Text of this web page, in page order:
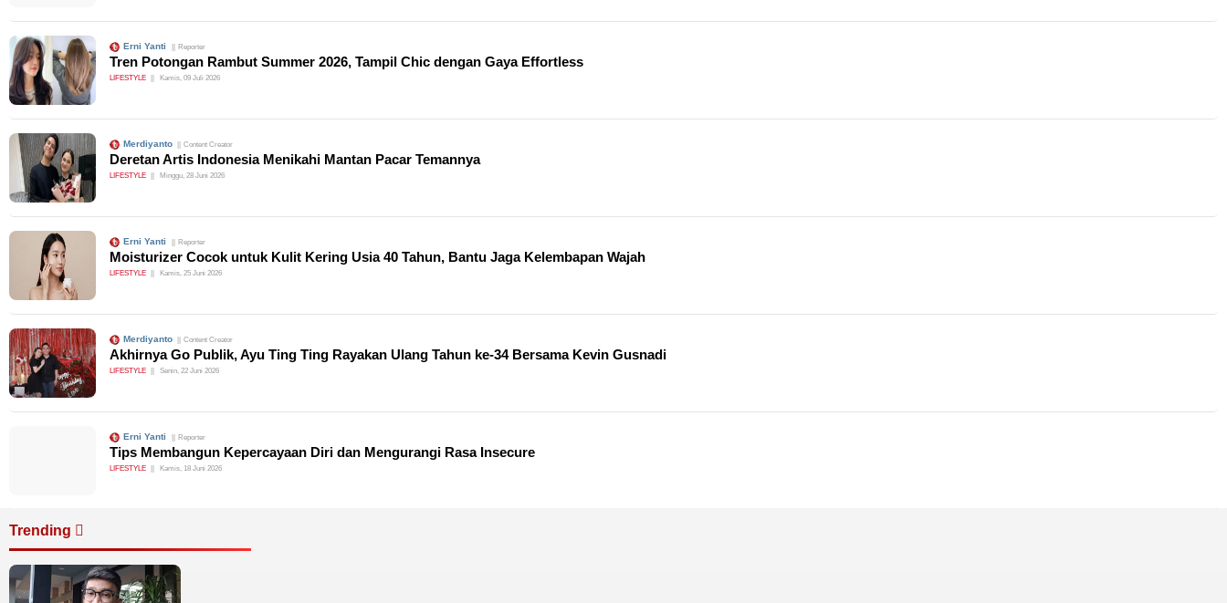
Erni Yanti Reporter
Tren Potongan Rambut Summer 2026, Tampil Chic dengan Gaya Effortless
LIFESTYLE Kamis, 09 Juli 2026
Merdiyanto Content Creator
Deretan Artis Indonesia Menikahi Mantan Pacar Temannya
LIFESTYLE Minggu, 28 Juni 2026
Erni Yanti Reporter
Moisturizer Cocok untuk Kulit Kering Usia 40 Tahun, Bantu Jaga Kelembapan Wajah
LIFESTYLE Kamis, 25 Juni 2026
Merdiyanto Content Creator
Akhirnya Go Publik, Ayu Ting Ting Rayakan Ulang Tahun ke-34 Bersama Kevin Gusnadi
LIFESTYLE Senin, 22 Juni 2026
Erni Yanti Reporter
Tips Membangun Kepercayaan Diri dan Mengurangi Rasa Insecure
LIFESTYLE Kamis, 18 Juni 2026
Trending